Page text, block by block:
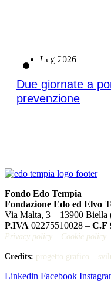
Lug 2026
08
Due giornate a
prevenzione
Fondo Edo Tempia
Fondazione Edo ed Elvo
Via Malta, 3 – 13900 Biella
P.IVA 02275510028 – C.F
Privacy policy – Cookie policy
Credits: progetto grafico –
Linkedin Facebook